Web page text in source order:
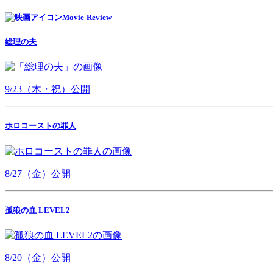
Movie-Review
総理の夫
9/23（木・祝）公開
ホロコーストの罪人
8/27（金）公開
孤狼の血 LEVEL2
8/20（金）公開